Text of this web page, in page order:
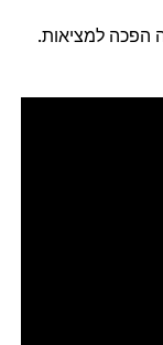
הפכה למציאות.